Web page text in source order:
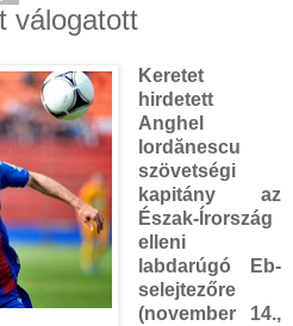
válogatott
Keretet
hirdetett
Anghel
Iordănescu
szövetségi
kapitány az
Észak-Írország
elleni
labdarúgó Eb-
selejtezőre
(november 14.,